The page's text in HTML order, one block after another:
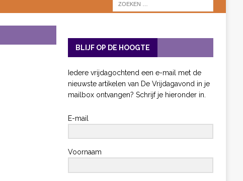
BLIJF OP DE HOOGTE
Iedere vrijdagochtend een e-mail met de
nieuwste artikelen van De Vrijdagavond in je
mailbox ontvangen? Schrijf je hieronder in.
E-mail
Voornaam